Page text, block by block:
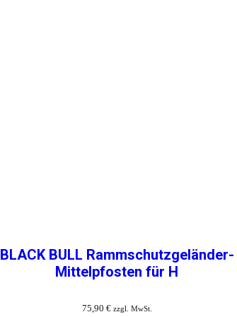
BLACK BULL Rammschutzgeländer-
Mittelpfosten für H
75,90 € zzgl. MwSt.